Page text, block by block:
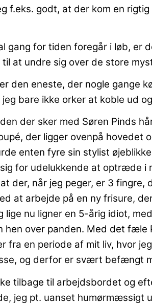
f.eks. godt, at der kom en rigtig
gang for tiden foregår i løb, er
at undre sig over de store
den eneste, der nogle gange
bare ikke orker at koble ud
der sker med Søren Pinds
der ligger ovenpå hovedet
enten fyre sin stylist
for udelukkende at optræde i
der, når jeg peger, er 3 fingre,
at arbejde på en ny frisure,
lige nu ligner en 5-årig idiot,
hen over panden. Med det fæle
fra en periode af mit liv, hvor
og derfor er svært befængt
tilbage til arbejdsbordet og
jeg pt. uanset humørmæssigt